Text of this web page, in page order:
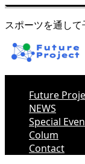
スポーツを通し
Future
NEWS
Special
Colum
Contact